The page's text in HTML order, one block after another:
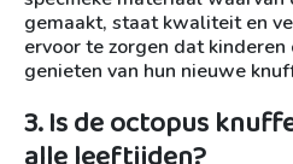
gemaakt, staat kwaliteit en
ervoor te zorgen dat kinderen
genieten van hun nieuwe
3. Is de octopus